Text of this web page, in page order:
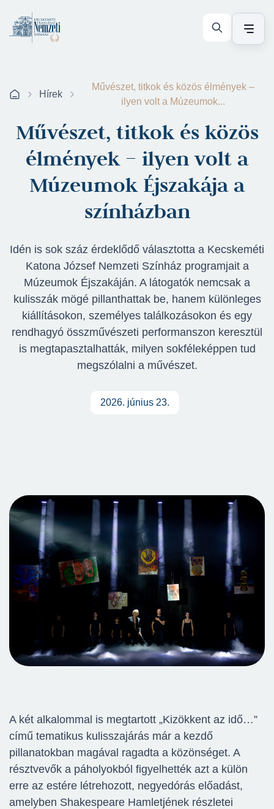
Hírek
Művészet, titkok és közös élmények –
ilyen volt a Múzeumok...
Művészet, titkok és közös
élmények – ilyen volt a
Múzeumok Éjszakája a
színházban
Idén is sok száz érdeklődő választotta a Kecskeméti
Katona József Nemzeti Színház programjait a
Múzeumok Éjszakáján. A látogatók nemcsak a
kulisszák mögé pillanthattak be, hanem különleges
kiállításokon, személyes találkozásokon és egy
rendhagyó összművészeti performanszon keresztül
is megtapasztalhatták, milyen sokféleképpen tud
megszólalni a művészet.
2026. június 23.
A két alkalommal is megtartott „Kizökkent az idő…”
című tematikus kulisszajárás már a kezdő
pillanatokban magával ragadta a közönséget. A
résztvevők a páholyokból figyelhették azt a külön
erre az estére létrehozott, negyedórás előadást,
amelyben Shakespeare Hamletjének részletei